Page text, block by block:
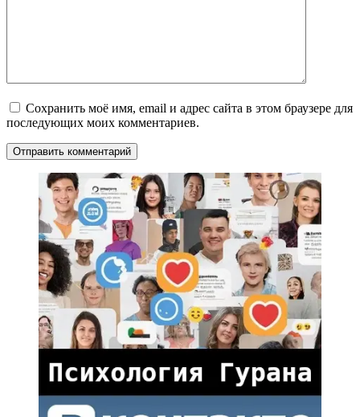
Сохранить моё имя, email и адрес сайта в этом браузере для
последующих моих комментариев.